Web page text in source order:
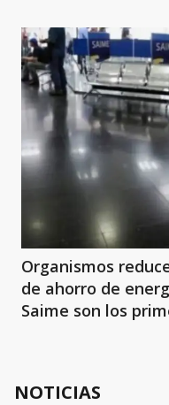
Organismos
de ahorro de
Saime son los
NOTICIAS